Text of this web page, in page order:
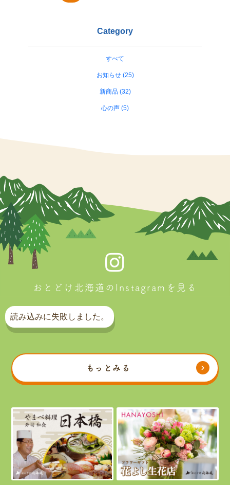
Category
すべて
お知らせ (25)
新商品 (32)
心の声 (5)
おとどけ北海道のInstagramを見る
読み込みに失敗しました。
もっとみる